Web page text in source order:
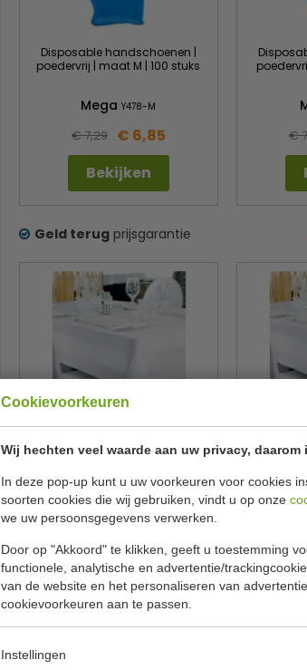
Cookievoorkeuren
Wij hechten veel waarde aan uw privacy,
In deze pop-up kunt u uw voorkeuren voor cookies
soorten cookies die wij gebruiken, vindt u op onze
we uw persoonsgegevens verwerken.
Door op "Akkoord" te klikken, geeft u toestemming
functionele, analytische en advertentie/
van de website en het personaliseren van
cookievoorkeuren aan te passen.
Instellingen
Disposable handschoenen |
poedervrij | maat M | 100 stuks
MegaY478-M
€ 7,29 € 6,85
Bekijken
€
Tafelkleed | horeca | damast |
satijnen band | wit | maten 100
MegaDAMWHI100140
€ 11,00
Bekijken
satijnen
Geld terugprijsgarantie